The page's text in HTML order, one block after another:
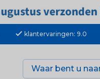
check klantervaringen: 9.0